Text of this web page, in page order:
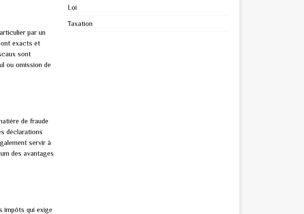
par un
exacts et
sont
ou omission de
de fraude
déclarations
servir à
des avantages
impôts qui exige
Loi
Taxation